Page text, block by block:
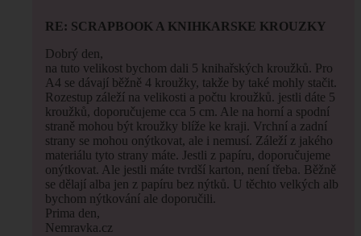
RE: SCRAPBOOK A KNIHKARSKE KROUZKY
Dobrý den,
na tuto velikost bychom dali 5 knihařských kroužků. Pro
A4 se dávají běžně 4 kroužky, takže by také mohly stačit.
Rozestup záleží na velikosti a počtu kroužků. jestli dáte 5
kroužků, doporučujeme cca 5 cm. Ale na horní a spodní
straně mohou být kroužky blíže ke kraji. Vrchní a zadní
strany se mohou onýtkovat, ale i nemusí. Záleží z jakého
materiálu tyto strany máte. Jestli z papíru, doporučujeme
onýtkovat. Ale jestli máte tvrdší karton, není třeba. Běžně
se dělají alba jen z papíru bez nýtků. U těchto velkých alb
bychom nýtkování ale doporučili.
Prima den,
Nemravka.cz